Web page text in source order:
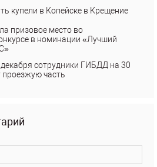
купели в Копейске в Крещение
призовое место во
в номинации «Лучший
сотрудники ГИБДД на 30
проезжую часть